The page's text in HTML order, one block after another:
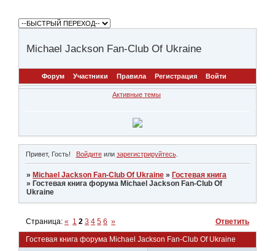
Michael Jackson Fan-Club Of Ukraine
Форум Участники Правила Регистрация Войти
Активные темы
Привет, Гость! Войдитеили зарегистрируйтесь.
» Michael Jackson Fan-Club Of Ukraine » Гостевая книга
» Гостевая книга форума Michael Jackson Fan-Club Of
Ukraine
Гостевая книга форума Michael Jackson Fan-Club Of Ukraine
Страница:« 1 2 3 4 5 6 » Ответить